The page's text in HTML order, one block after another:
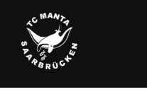
Inhalt
springen